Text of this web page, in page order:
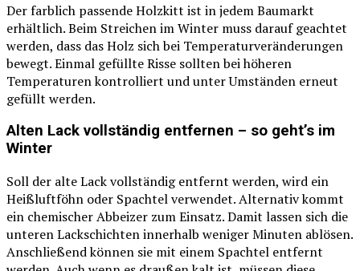
Der farblich passende Holzkitt ist in jedem Baumarkt
erhältlich. Beim Streichen im Winter muss darauf geachtet
werden, dass das Holz sich bei Temperaturveränderungen
bewegt. Einmal gefüllte Risse sollten bei höheren
Temperaturen kontrolliert und unter Umständen erneut
gefüllt werden.
Alten Lack vollständig entfernen – so geht’s im
Winter
Soll der alte Lack vollständig entfernt werden, wird ein
Heißluftföhn oder Spachtel verwendet. Alternativ kommt
ein chemischer Abbeizer zum Einsatz. Damit lassen sich die
unteren Lackschichten innerhalb weniger Minuten ablösen.
Anschließend können sie mit einem Spachtel entfernt